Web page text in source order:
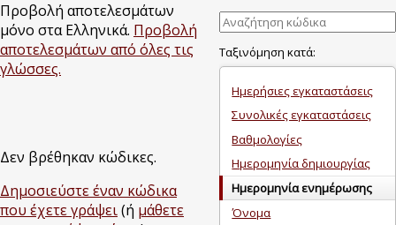
Προβολή αποτελεσμάτων
μόνο στα Ελληνικά. Προβολή
αποτελεσμάτων από όλες τις
γλώσσες.
Δεν βρέθηκαν κώδικες.
Δημοσιεύστε έναν κώδικα
που έχετε γράψει(ή μάθετε
Ταξινόμηση κατά:
Ημερήσιες εγκαταστάσεις
Συνολικές εγκαταστάσεις
Βαθμολογίες
Ημερομηνία δημιουργίας
Ημερομηνία ενημέρωσης
Όνομα